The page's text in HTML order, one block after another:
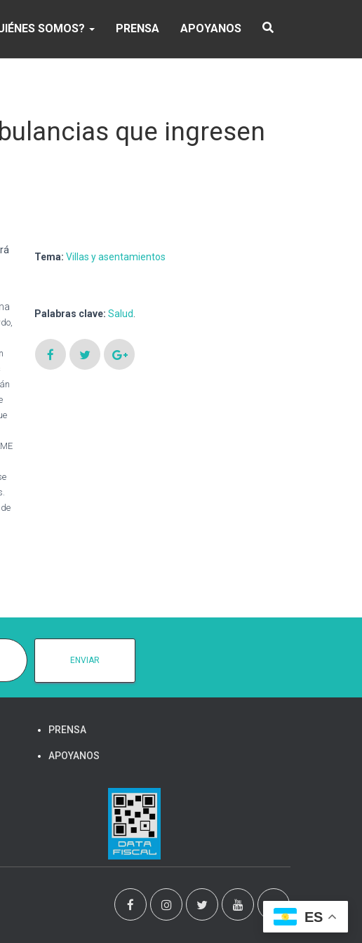
SOMOS? PRENSA APOYANOS
que ingresen
Tema: Villas y asentamientos
Palabras clave: Salud
PRENSA
APOYANOS
ES